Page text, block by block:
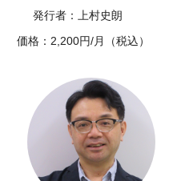
発行者：上村史朗
価格：2,200円/月（税込）